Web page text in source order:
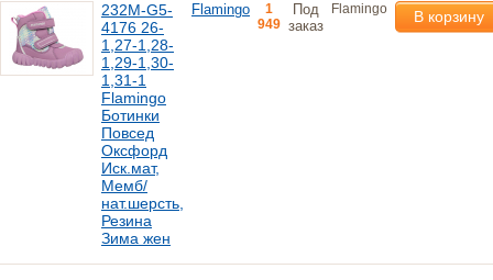
232M-G5-
4176 26-
1,27-1,28-
1,29-1,30-
1,31-1
Flamingo
Ботинки
Повсед
Оксфорд
Иск.мат,
Мемб/
нат.шерсть,
Резина
Зима жен
Flamingo
1
949
Под
заказ
Flamingo В корзину